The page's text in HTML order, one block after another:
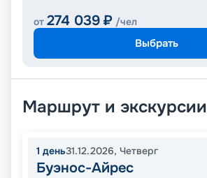
от 274 039 ₽ /чел
Выбрать
Маршрут и экскурсии
1 день31.12.2026, Четверг
Буэнос-Айрес